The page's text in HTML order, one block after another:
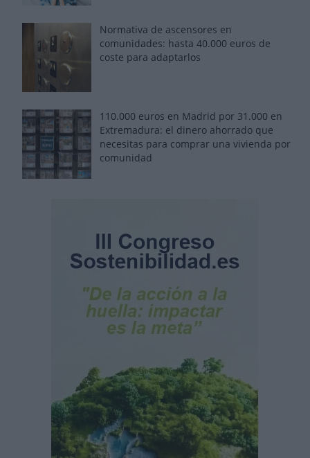
Normativa de ascensores en
comunidades: hasta 40.000 euros de
coste para adaptarlos
110.000 euros en Madrid por 31.000 en
Extremadura: el dinero ahorrado que
necesitas para comprar una vivienda por
comunidad